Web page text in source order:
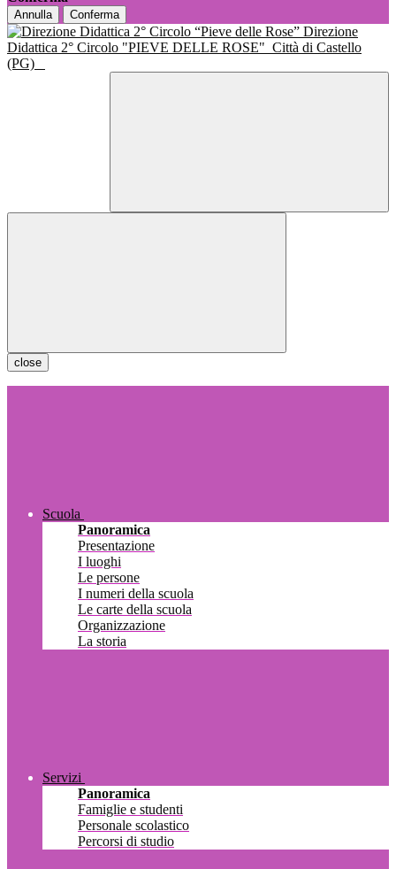
Annulla Conferma
Direzione
Didattica 2° Circolo "PIEVE DELLE ROSE" Città di Castello
(PG)
close
Scuola
Panoramica
Presentazione
I luoghi
Le persone
I numeri della scuola
Le carte della scuola
Organizzazione
La storia
Servizi
Panoramica
Famiglie e studenti
Personale scolastico
Percorsi di studio